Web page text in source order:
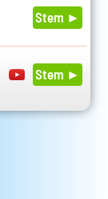
Stem ►
Stem ►